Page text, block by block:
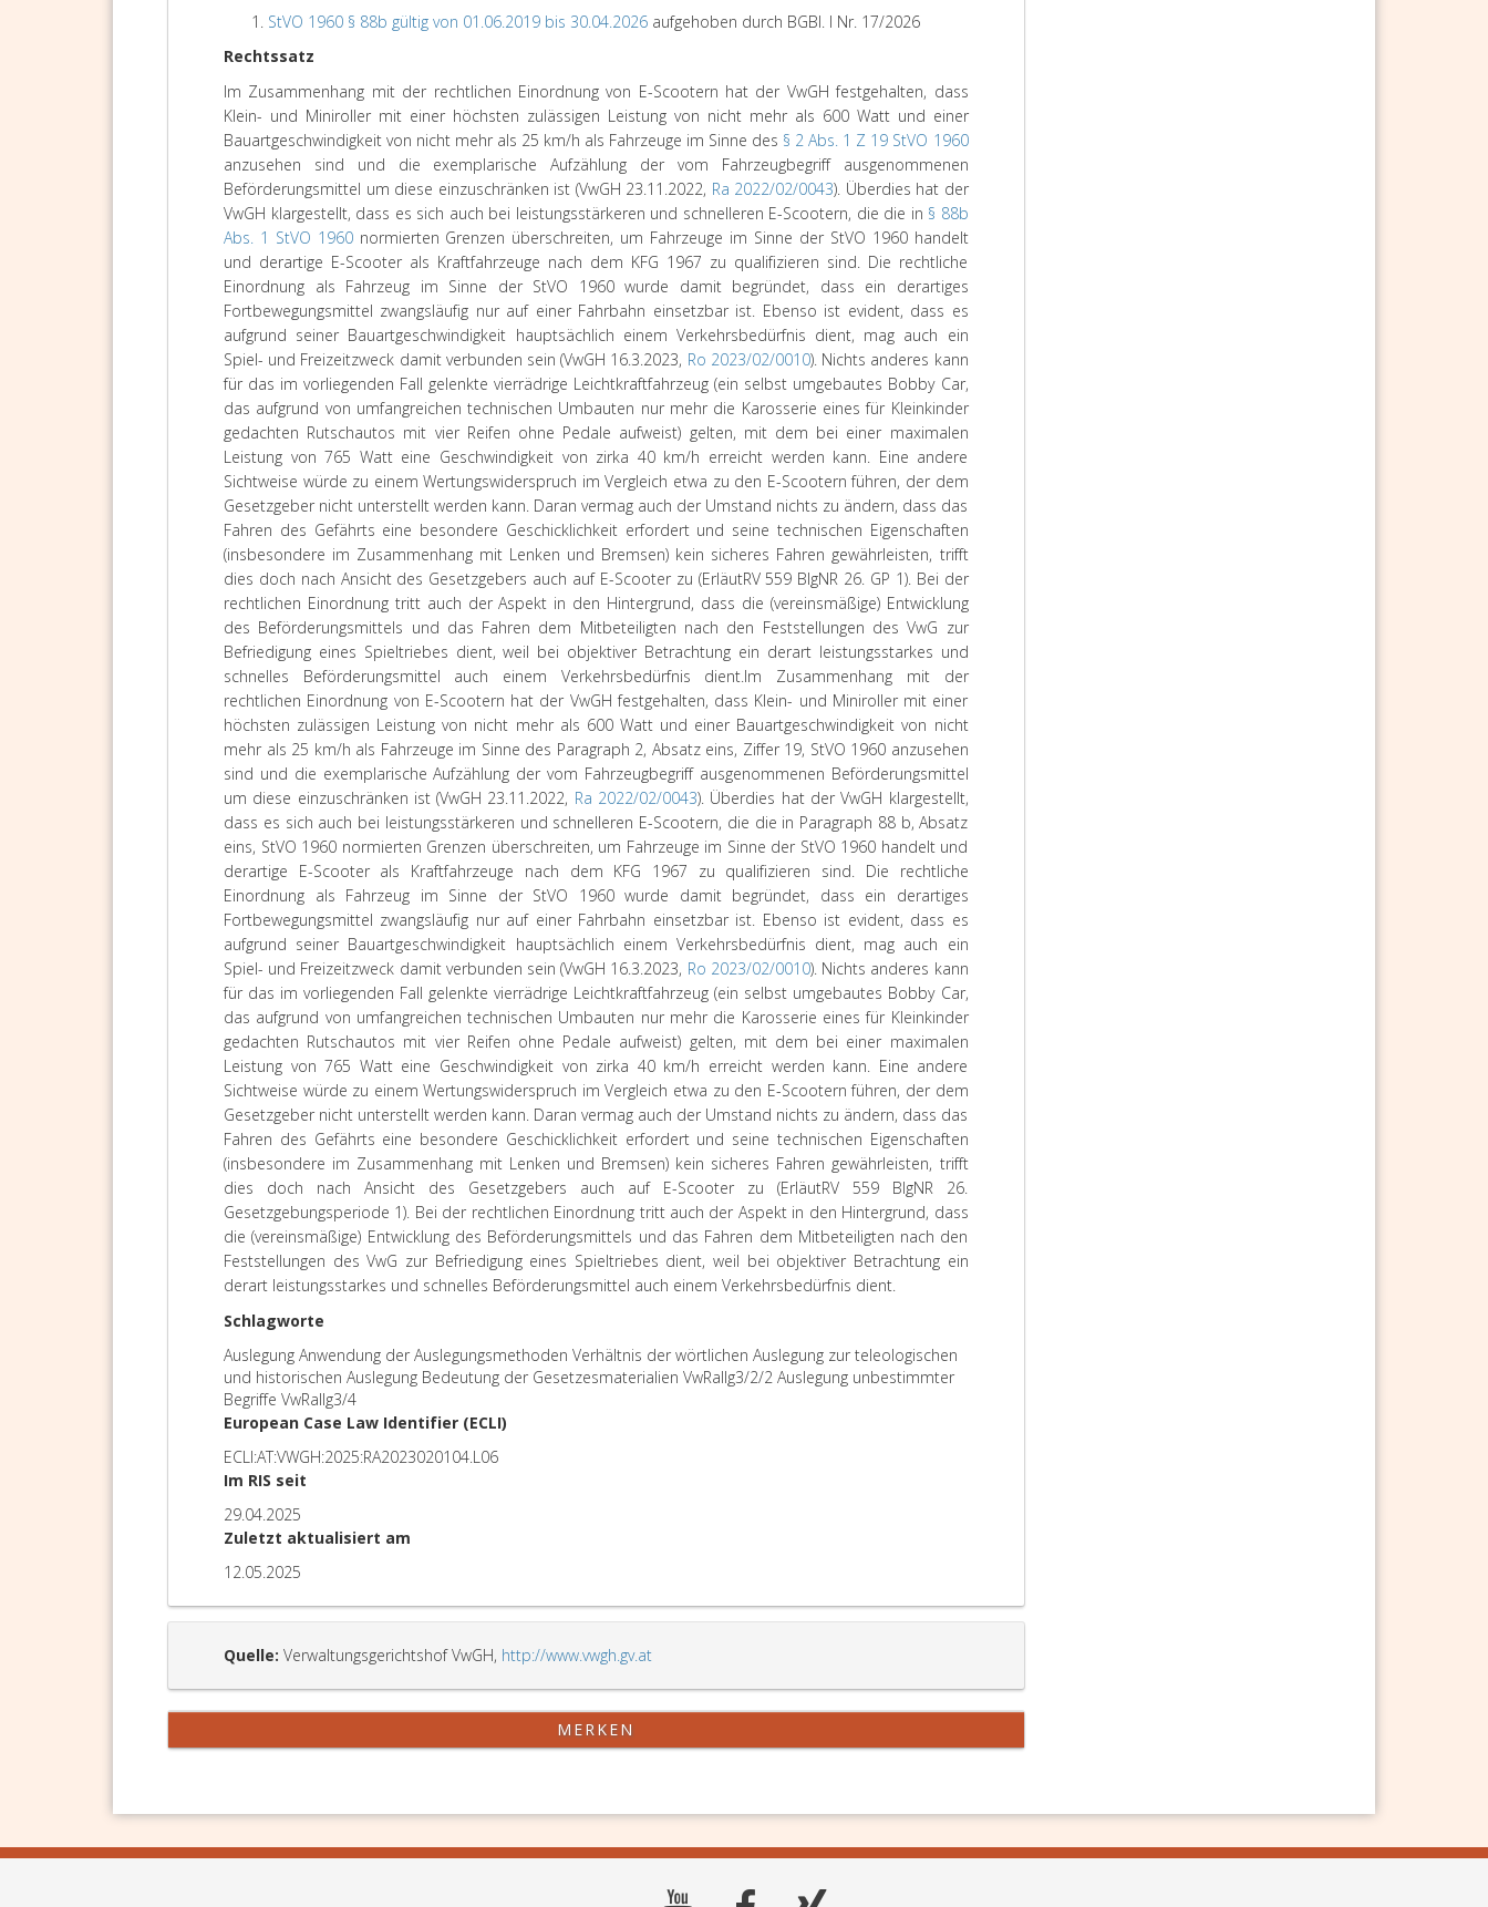
StVO 1960 § 88b gültig von 01.06.2019 bis 30.04.2026 aufgehoben durch BGBl. I Nr. 17/2026
Rechtssatz
Im Zusammenhang mit der rechtlichen Einordnung von E-Scootern hat der VwGH festgehalten, dass
Klein- und Miniroller mit einer höchsten zulässigen Leistung von nicht mehr als 600 Watt und einer
Bauartgeschwindigkeit von nicht mehr als 25 km/h als Fahrzeuge im Sinne des § 2 Abs. 1 Z 19 StVO 1960
anzusehen sind und die exemplarische Aufzählung der vom Fahrzeugbegriff ausgenommenen
Beförderungsmittel um diese einzuschränken ist (VwGH 23.11.2022, Ra 2022/02/0043). Überdies hat der
VwGH klargestellt, dass es sich auch bei leistungsstärkeren und schnelleren E-Scootern, die die in § 88b
Abs. 1 StVO 1960normierten Grenzen überschreiten, um Fahrzeuge im Sinne der StVO 1960 handelt
und derartige E-Scooter als Kraftfahrzeuge nach dem KFG 1967 zu qualifizieren sind. Die rechtliche
Einordnung als Fahrzeug im Sinne der StVO 1960 wurde damit begründet, dass ein derartiges
Fortbewegungsmittel zwangsläufig nur auf einer Fahrbahn einsetzbar ist. Ebenso ist evident, dass es
aufgrund seiner Bauartgeschwindigkeit hauptsächlich einem Verkehrsbedürfnis dient, mag auch ein
Spiel- und Freizeitzweck damit verbunden sein (VwGH 16.3.2023, Ro 2023/02/0010). Nichts anderes kann
für das im vorliegenden Fall gelenkte vierrädrige Leichtkraftfahrzeug (ein selbst umgebautes Bobby Car,
das aufgrund von umfangreichen technischen Umbauten nur mehr die Karosserie eines für Kleinkinder
gedachten Rutschautos mit vier Reifen ohne Pedale aufweist) gelten, mit dem bei einer maximalen
Leistung von 765 Watt eine Geschwindigkeit von zirka 40 km/h erreicht werden kann. Eine andere
Sichtweise würde zu einem Wertungswiderspruch im Vergleich etwa zu den E-Scootern führen, der dem
Gesetzgeber nicht unterstellt werden kann. Daran vermag auch der Umstand nichts zu ändern, dass das
Fahren des Gefährts eine besondere Geschicklichkeit erfordert und seine technischen Eigenschaften
(insbesondere im Zusammenhang mit Lenken und Bremsen) kein sicheres Fahren gewährleisten, trifft
dies doch nach Ansicht des Gesetzgebers auch auf E-Scooter zu (ErläutRV 559 BlgNR 26. GP 1). Bei der
rechtlichen Einordnung tritt auch der Aspekt in den Hintergrund, dass die (vereinsmäßige) Entwicklung
des Beförderungsmittels und das Fahren dem Mitbeteiligten nach den Feststellungen des VwG zur
Befriedigung eines Spieltriebes dient, weil bei objektiver Betrachtung ein derart leistungsstarkes und
schnelles Beförderungsmittel auch einem Verkehrsbedürfnis dient.Im Zusammenhang mit der
rechtlichen Einordnung von E-Scootern hat der VwGH festgehalten, dass Klein- und Miniroller mit einer
höchsten zulässigen Leistung von nicht mehr als 600 Watt und einer Bauartgeschwindigkeit von nicht
mehr als 25 km/h als Fahrzeuge im Sinne des Paragraph 2, Absatz eins, Ziffer 19, StVO 1960 anzusehen
sind und die exemplarische Aufzählung der vom Fahrzeugbegriff ausgenommenen Beförderungsmittel
um diese einzuschränken ist (VwGH 23.11.2022, Ra 2022/02/0043). Überdies hat der VwGH klargestellt,
dass es sich auch bei leistungsstärkeren und schnelleren E-Scootern, die die in Paragraph 88 b, Absatz
eins, StVO 1960 normierten Grenzen überschreiten, um Fahrzeuge im Sinne der StVO 1960 handelt und
derartige E-Scooter als Kraftfahrzeuge nach dem KFG 1967 zu qualifizieren sind. Die rechtliche
Einordnung als Fahrzeug im Sinne der StVO 1960 wurde damit begründet, dass ein derartiges
Fortbewegungsmittel zwangsläufig nur auf einer Fahrbahn einsetzbar ist. Ebenso ist evident, dass es
aufgrund seiner Bauartgeschwindigkeit hauptsächlich einem Verkehrsbedürfnis dient, mag auch ein
Spiel- und Freizeitzweck damit verbunden sein (VwGH 16.3.2023, Ro 2023/02/0010). Nichts anderes kann
für das im vorliegenden Fall gelenkte vierrädrige Leichtkraftfahrzeug (ein selbst umgebautes Bobby Car,
das aufgrund von umfangreichen technischen Umbauten nur mehr die Karosserie eines für Kleinkinder
gedachten Rutschautos mit vier Reifen ohne Pedale aufweist) gelten, mit dem bei einer maximalen
Leistung von 765 Watt eine Geschwindigkeit von zirka 40 km/h erreicht werden kann. Eine andere
Sichtweise würde zu einem Wertungswiderspruch im Vergleich etwa zu den E-Scootern führen, der dem
Gesetzgeber nicht unterstellt werden kann. Daran vermag auch der Umstand nichts zu ändern, dass das
Fahren des Gefährts eine besondere Geschicklichkeit erfordert und seine technischen Eigenschaften
(insbesondere im Zusammenhang mit Lenken und Bremsen) kein sicheres Fahren gewährleisten, trifft
dies doch nach Ansicht des Gesetzgebers auch auf E-Scooter zu (ErläutRV 559 BlgNR 26.
Gesetzgebungsperiode 1). Bei der rechtlichen Einordnung tritt auch der Aspekt in den Hintergrund, dass
die (vereinsmäßige) Entwicklung des Beförderungsmittels und das Fahren dem Mitbeteiligten nach den
Feststellungen des VwG zur Befriedigung eines Spieltriebes dient, weil bei objektiver Betrachtung ein
derart leistungsstarkes und schnelles Beförderungsmittel auch einem Verkehrsbedürfnis dient.
Schlagworte
Auslegung Anwendung der Auslegungsmethoden Verhältnis der wörtlichen Auslegung zur teleologischen
und historischen Auslegung Bedeutung der Gesetzesmaterialien VwRallg3/2/2 Auslegung unbestimmter
Begriffe VwRallg3/4
European Case Law Identifier (ECLI)
ECLI:AT:VWGH:2025:RA2023020104.L06
Im RIS seit
29.04.2025
Zuletzt aktualisiert am
12.05.2025
Quelle: Verwaltungsgerichtshof VwGH, http://www.vwgh.gv.at
MERKEN